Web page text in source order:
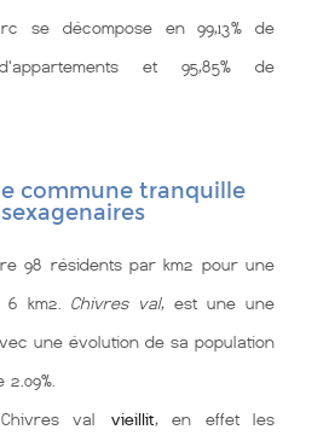
se décompose en 99,13% de
et 95,85% de
commune tranquille
98 résidents par km2 pour une
6 km2. Chivres val, est une une
une évolution de sa population
val vieillit, en effet les